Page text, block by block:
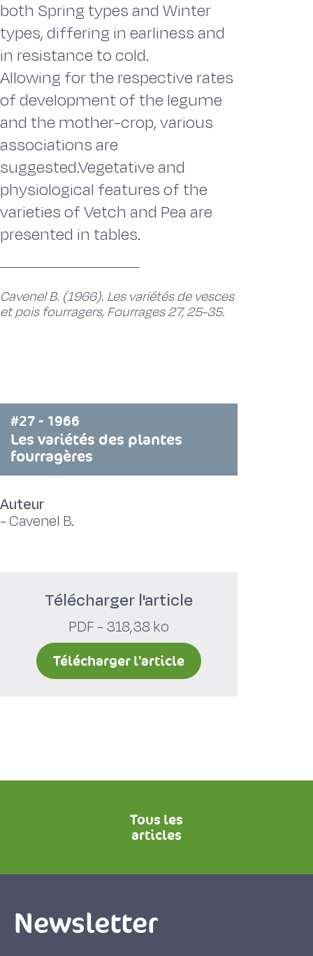
both Spring types and Winter
types, differing in earliness and
in resistance to cold.
Allowing for the respective rates
of development of the legume
and the mother-crop, various
associations are
suggested.Vegetative and
physiological features of the
varieties of Vetch and Pea are
presented in tables.
Cavenel B. (1966). Les variétés de vesces
et pois fourragers, Fourrages 27, 25-35.
#27 - 1966
Les variétés des plantes
fourragères
Auteur
-Cavenel B.
Télécharger l'article
PDF - 318,38 ko
Télécharger l'article
Tous les
articles
Newsletter